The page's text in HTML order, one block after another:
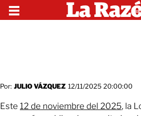
Por: JULIO VÁZQUEZ 12/11/2025 20:00:00
Este 12 de noviembre del 2025, la